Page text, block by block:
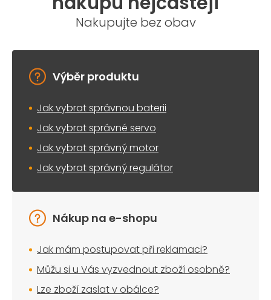
Nakupujte bez obav
Výběr produktu
Jak vybrat správnou baterii
Jak vybrat správné servo
Jak vybrat správný motor
Jak vybrat správný regulátor
Nákup na e-shopu
Jak mám postupovat při reklamaci?
Můžu si u Vás vyzvednout zboží osobně?
Lze zboží zaslat v obálce?